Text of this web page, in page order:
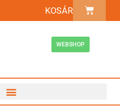
KOSÁR
WEBSHOP